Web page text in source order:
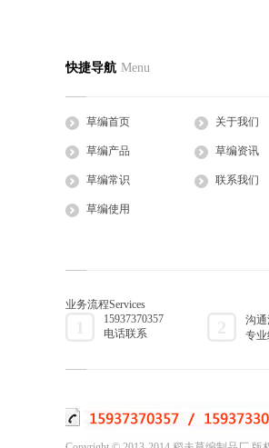
2016-08-05
平桂管理区西湾街道居民依托地处城
的优势，创办各类...
快捷导航 Menu
草编首页 关于我们
草编产品 草编资讯
草编常识 联系我们
草编使用
业务流程Services
15937370357
电话联系
沟通
专